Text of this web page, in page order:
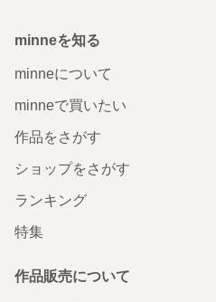
minneを知る
minneについて
minneで買いたい
作品をさがす
ショップをさがす
ランキング
特集
作品販売について